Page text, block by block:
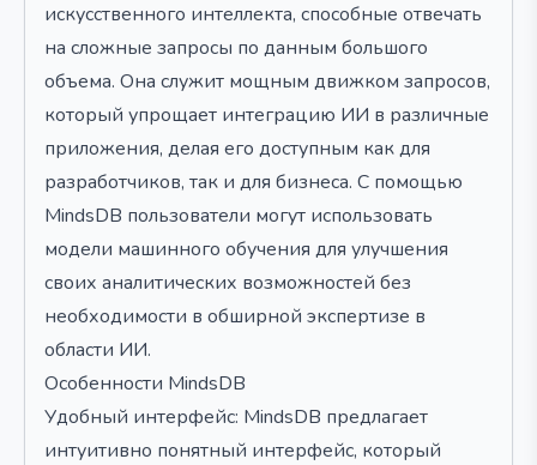
искусственного интеллекта, способные отвечать
на сложные запросы по данным большого
объема. Она служит мощным движком запросов,
который упрощает интеграцию ИИ в различные
приложения, делая его доступным как для
разработчиков, так и для бизнеса. С помощью
MindsDB пользователи могут использовать
модели машинного обучения для улучшения
своих аналитических возможностей без
необходимости в обширной экспертизе в
области ИИ.
Особенности MindsDB
Удобный интерфейс: MindsDB предлагает
интуитивно понятный интерфейс, который